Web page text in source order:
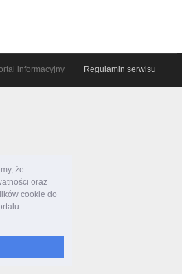
że
oraz
cookie do
informacyjny Regulamin serwisu